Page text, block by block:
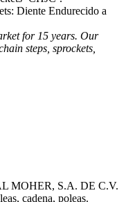
Diente Endurecido a
for 15 years. Our
steps, sprockets,
MOHER, S.A. DE C.V.
cadena, poleas.